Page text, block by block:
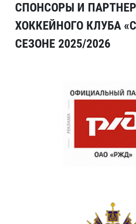
СПОНСОРЫ И
ХОККЕЙНОГО КЛУБА
СЕЗОНЕ 2025/2026